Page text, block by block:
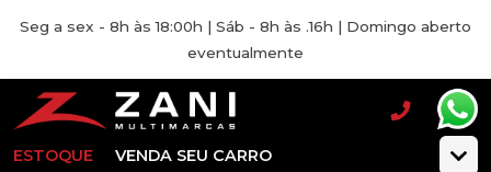
Seg a sex - 8h às 18:00h | Sáb - 8h às .16h | Domingo aberto
eventualmente
ESTOQUE VENDA SEU CARRO